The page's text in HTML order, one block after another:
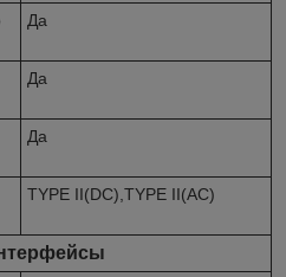
Да
Да
Да
TYPE II(DC),TYPE II(AC)